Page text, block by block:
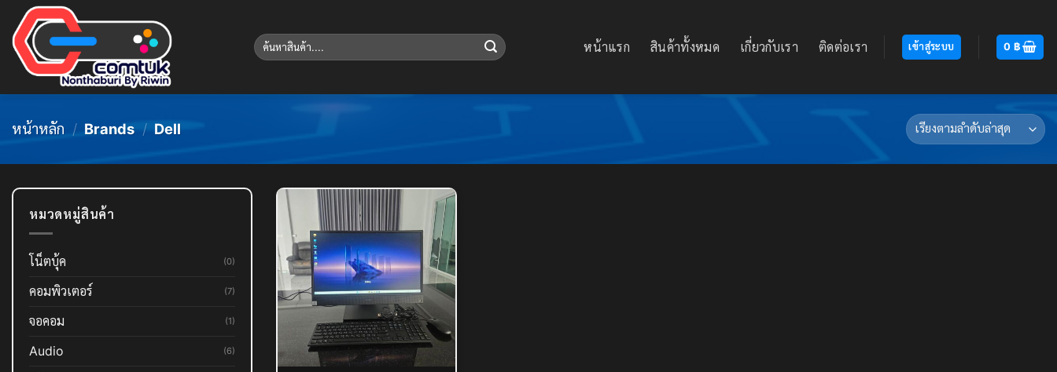
content
ค้นหา: หน้าแรก สินค้าทั้งหมด เกี่ยวกับเรา ติดต่อเรา เข้าสู่ระบบ 0 ฿
หน้าหลัก / Brands / Dell
หมวดหมู่สินค้า
โน็ตบุ้ค (0)
คอมพิวเตอร์ (7)
จอคอม (1)
Audio (6)